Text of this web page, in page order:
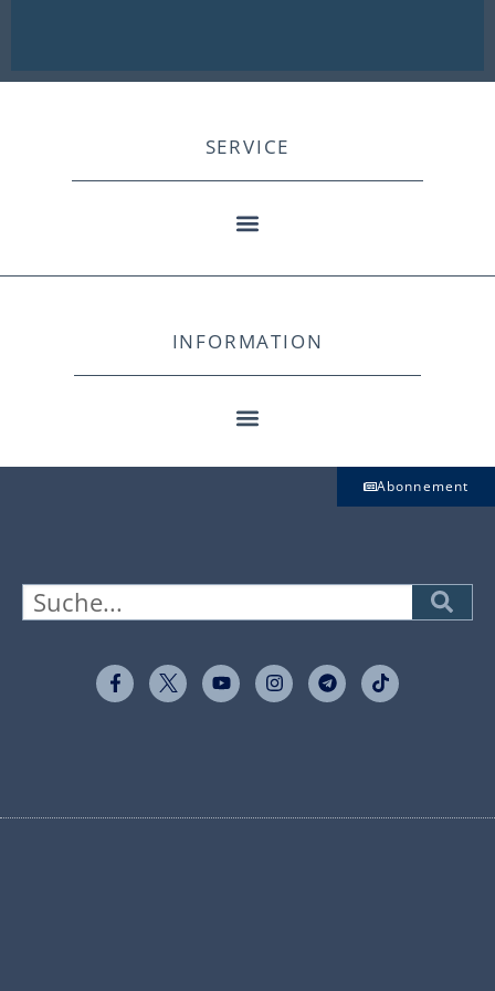
SERVICE
INFORMATION
Abonnement